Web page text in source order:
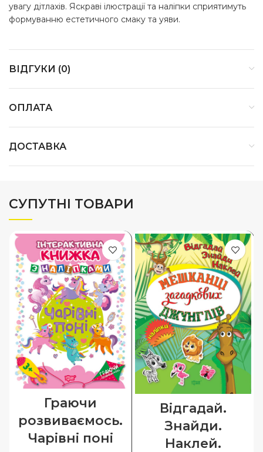
увагу дітлахів. Яскраві ілюстрації та наліпки сприятимуть
формуванню естетичного смаку та уяви.
ВІДГУКИ (0)
ОПЛАТА
ДОСТАВКА
СУПУТНІ ТОВАРИ
Граючи
розвиваємось.
Чарівні поні
Відгадай.
Знайди.
Наклей.